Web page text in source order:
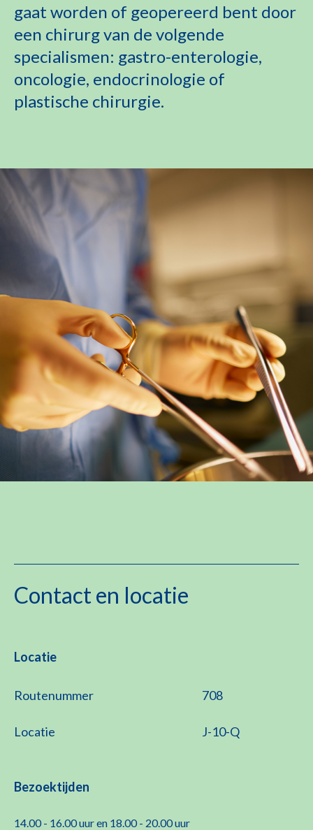
gaat worden of geopereerd bent door
een chirurg van de volgende
specialismen: gastro-enterologie,
oncologie, endocrinologie of
plastische chirurgie.
Contact en locatie
Locatie
Routenummer 708
Locatie J-10-Q
Bezoektijden
14.00 - 16.00 uur en 18.00 - 20.00 uur